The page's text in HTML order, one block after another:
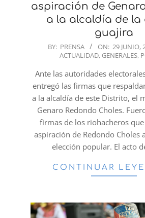
aspiración de
a la alcaldía de
guajira
2023-
29
BY: PRENSA ON: 29 JUNIO,
ACTUALIDAD, GENERALES,
Ante las autoridades
entregó las firmas que
a la alcaldía de este Distrito, el
Genaro Redondo Choles.
firmas de los riohacheros
aspiración de Redondo Choles
elección popular. El acto
CONTINUAR